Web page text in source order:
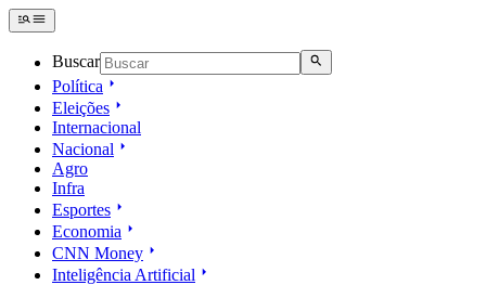
Buscar
Política
Eleições
Internacional
Nacional
Agro
Infra
Esportes
Economia
CNN Money
Inteligência Artificial